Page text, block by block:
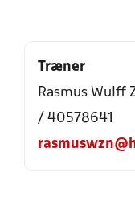
Træner
Rasmus Wulff
/ 40578641